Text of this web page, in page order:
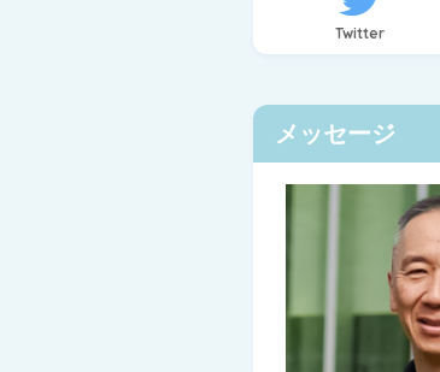
Twitter
メッセージ